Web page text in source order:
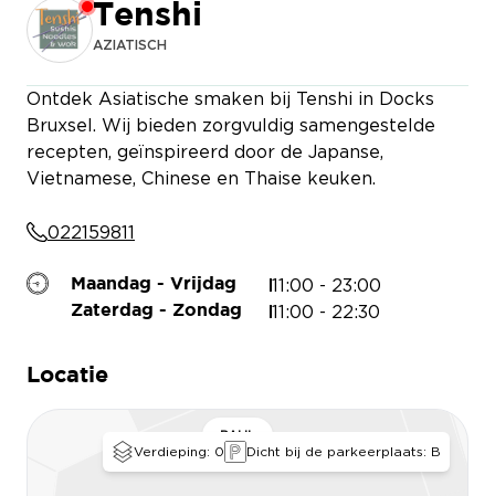
Restaurant is closed
Tenshi
AZIATISCH
Ontdek Asiatische smaken bij Tenshi in Docks
Bruxsel. Wij bieden zorgvuldig samengestelde
recepten, geïnspireerd door de Japanse,
Vietnamese, Chinese en Thaise keuken.
022159811
Maandag - Vrijdag 11:00 - 23:00
Zaterdag - Zondag 11:00 - 22:30
Locatie
PAUL
Verdieping: 0 Dicht bij de parkeerplaats: B